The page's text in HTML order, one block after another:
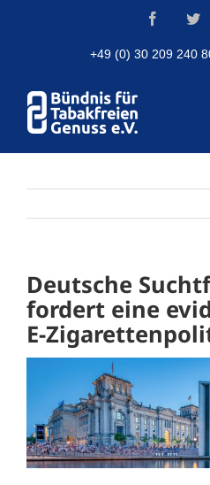
Facebook
+49 (0) 30 209 240
Deutsche
fordert eine
E-